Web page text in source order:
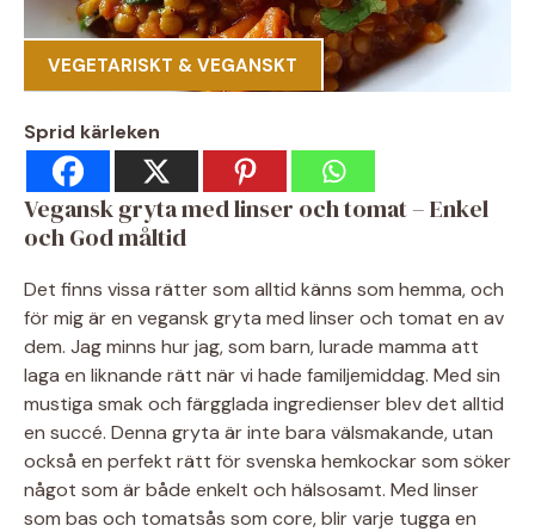
VEGETARISKT & VEGANSKT
Sprid kärleken
Vegansk gryta med linser och tomat – Enkel
och God måltid
Det finns vissa rätter som alltid känns som hemma, och
för mig är en vegansk gryta med linser och tomat en av
dem. Jag minns hur jag, som barn, lurade mamma att
laga en liknande rätt när vi hade familjemiddag. Med sin
mustiga smak och färgglada ingredienser blev det alltid
en succé. Denna gryta är inte bara välsmakande, utan
också en perfekt rätt för svenska hemkockar som söker
något som är både enkelt och hälsosamt. Med linser
som bas och tomatsås som core, blir varje tugga en